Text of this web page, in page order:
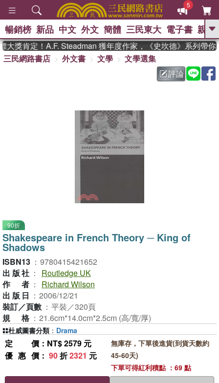
5
GO
熱搜： 東野圭吾 、
父親節 、 如果歷
暑期推薦 、 國際布克
偉大的迷走神經
暢銷榜 新品 中文 外文 簡體 三民東大 電子書 親子
獎肯定！A.F. Steadman 獲年度作家，《史坎德》系列帶你
三民網路書店
外文書 文學
文學選集
評論
90折
Shakespeare in French Theory ─ King of
Shadows
ISBN13 ： 9780415421652
出版社 ：
Routledge UK
作者 ：
Richard Wilson
出版日 ： 2006/12/21
裝訂／頁數 ： 平裝／320頁
規格 ： 21.6cm*14.0cm*2.5cm (高/寬/厚)
定價 ：NT$ 2579 元
優惠價 ： 90折2321 元
無庫存，下單後進貨(到貨天數約
45-60天)
下單可得紅利積點 ：69 點
杜威圖書分類 ： Drama